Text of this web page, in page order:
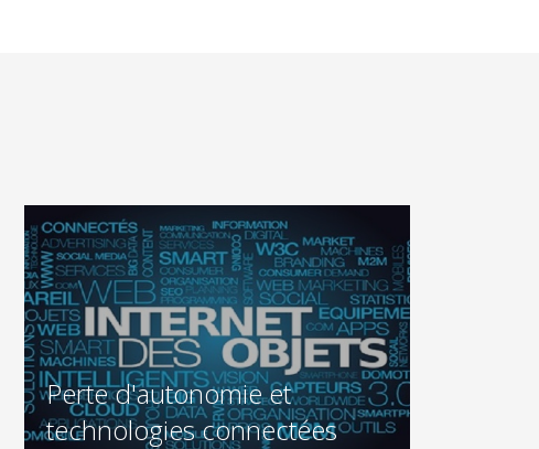
Perte d'autonomie et
technologies connectées